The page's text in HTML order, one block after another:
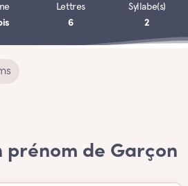
Lettres
6
Syllabe(s)
2
prénom de Garçon